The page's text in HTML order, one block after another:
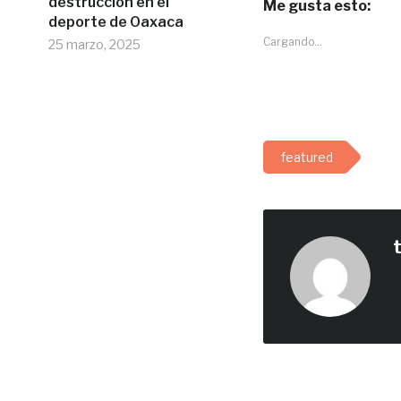
deporte de Oaxaca
25 marzo, 2025
Me gusta esto:
Cargando...
featured